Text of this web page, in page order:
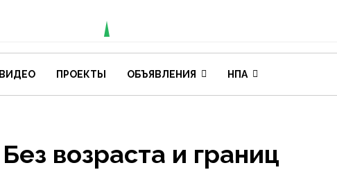
ВИДЕО ПРОЕКТЫ ОБЪЯВЛЕНИЯ НПА
Без возраста и границ